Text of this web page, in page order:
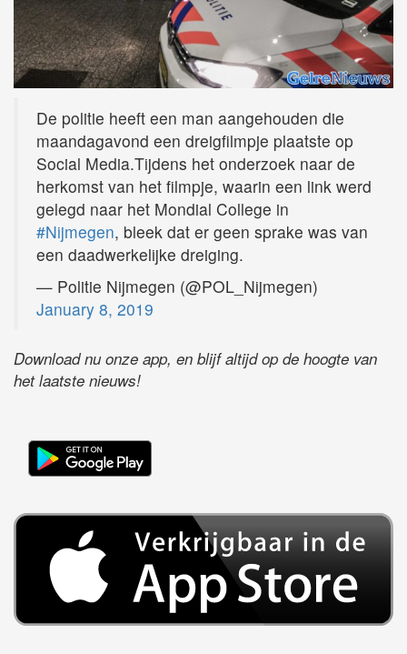
De politie heeft een man aangehouden die
maandagavond een dreigfilmpje plaatste op
Social Media.Tijdens het onderzoek naar de
herkomst van het filmpje, waarin een link werd
gelegd naar het Mondial College in
#Nijmegen, bleek dat er geen sprake was van
een daadwerkelijke dreiging.
— Politie Nijmegen (@POL_Nijmegen)
January 8, 2019
Download nu onze app, en blijf altijd op de hoogte van
het laatste nieuws!